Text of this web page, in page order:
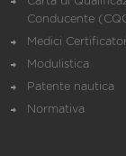
Conducente
Medici
Modulistica
Patente nautica
Normativa